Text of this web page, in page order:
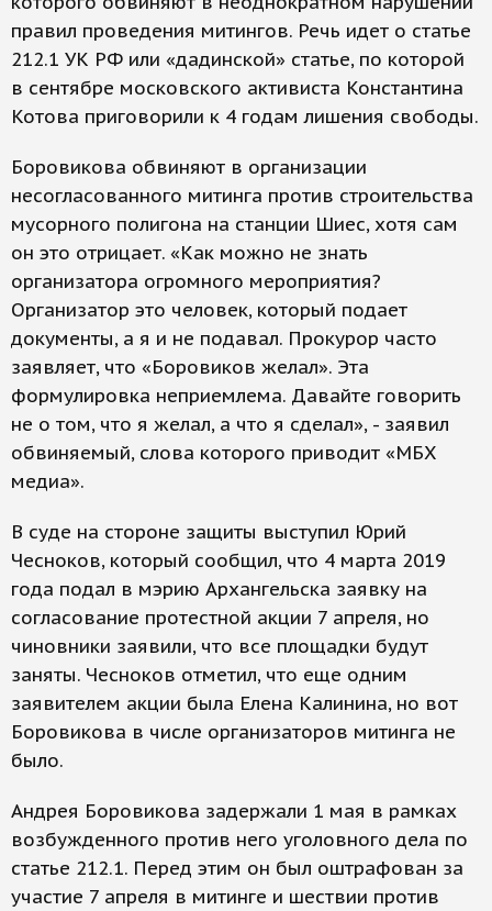
правил проведения митингов. Речь идет о статье
212.1 УК РФ или «дадинской» статье, по которой
в сентябре московского активиста Константина
Котова приговорили к 4 годам лишения свободы.
Боровикова обвиняют в организации
несогласованного митинга против строительства
мусорного полигона на станции Шиес, хотя сам
он это отрицает. «Как можно не знать
организатора огромного мероприятия?
Организатор это человек, который подает
документы, а я и не подавал. Прокурор часто
заявляет, что «Боровиков желал». Эта
формулировка неприемлема. Давайте говорить
не о том, что я желал, а что я сделал», - заявил
обвиняемый, слова которого приводит «МБХ
медиа».
В суде на стороне защиты выступил Юрий
Чесноков, который сообщил, что 4 марта 2019
года подал в мэрию Архангельска заявку на
согласование протестной акции 7 апреля, но
чиновники заявили, что все площадки будут
заняты. Чесноков отметил, что еще одним
заявителем акции была Елена Калинина, но вот
Боровикова в числе организаторов митинга не
было.
Андрея Боровикова задержали 1 мая в рамках
возбужденного против него уголовного дела по
статье 212.1. Перед этим он был оштрафован за
участие 7 апреля в митинге и шествии против